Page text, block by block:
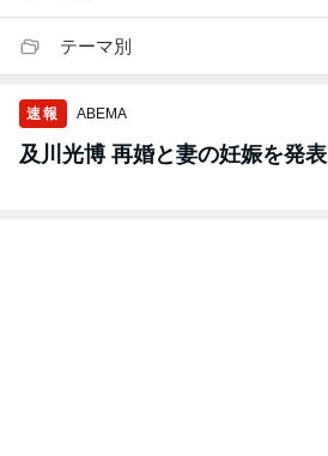
テーマ別
速報 ABEMA
及川光博 再婚と妻の妊娠を発表